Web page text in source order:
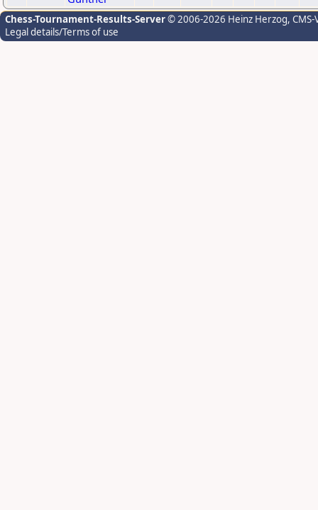
Chess-Tournament-Results-Server© 2006-2026 Heinz Herzog,
Legal details/Terms of use